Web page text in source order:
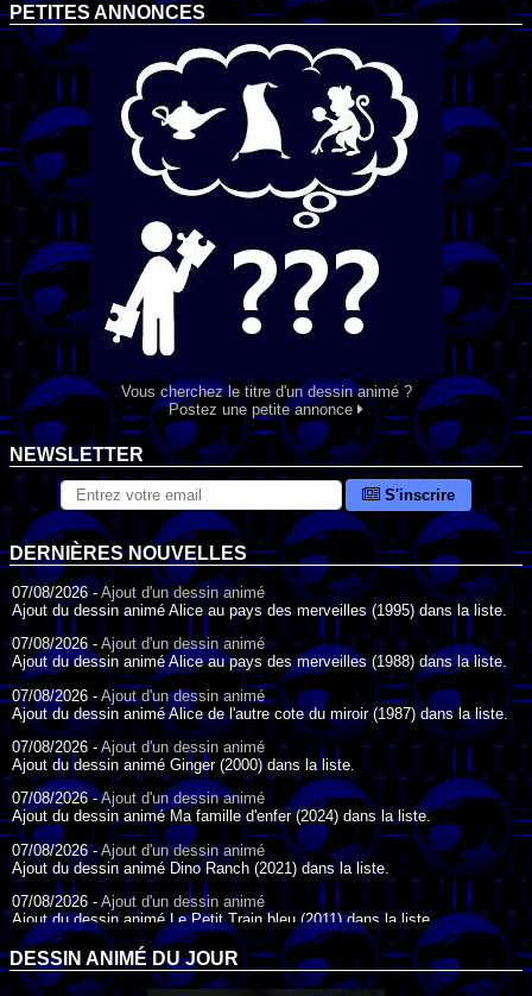
PETITES ANNONCES
Vous cherchez le titre d'un dessin animé ?
Postez une petite annonce
NEWSLETTER
S'inscrire
DERNIÈRES NOUVELLES
07/08/2026 -Ajout d'un dessin animé
Ajout du dessin animé Alice au pays des merveilles (1995) dans la liste.
07/08/2026 -Ajout d'un dessin animé
Ajout du dessin animé Alice au pays des merveilles (1988) dans la liste.
07/08/2026 - Ajout d'un dessin animé
Ajout du dessin animé Alice de l'autre cote du miroir (1987) dans la liste.
07/08/2026 -Ajout d'un dessin animé
Ajout du dessin animé Ginger (2000) dans la liste.
07/08/2026 -Ajout d'un dessin animé
Ajout du dessin animé Ma famille d'enfer (2024) dans la liste.
07/08/2026 -Ajout d'un dessin animé
Ajout du dessin animé Dino Ranch (2021) dans la liste.
07/08/2026 - Ajout d'un dessin animé
Ajout du dessin animé Le Petit Train bleu (2011) dans la liste.
07/08/2026 - Ajout d'un dessin animé
Ajout du dessin animé Agent Spécial Oso (2009) dans la liste.
DESSIN ANIMÉ DU JOUR